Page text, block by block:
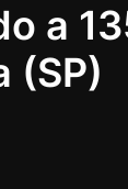
a
(SP)